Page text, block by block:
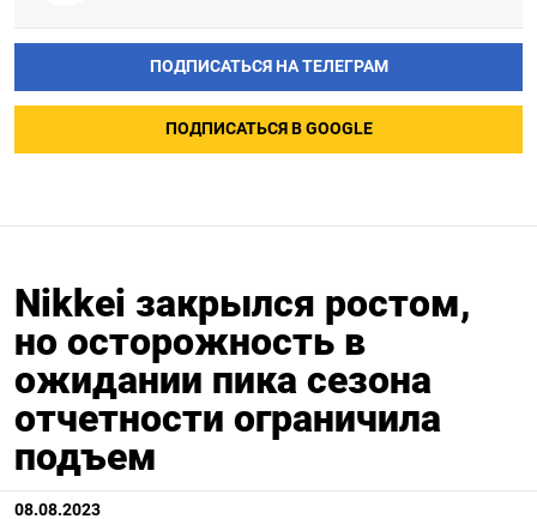
ПОДПИСАТЬСЯ НА ТЕЛЕГРАМ
ПОДПИСАТЬСЯ В GOOGLE
Nikkei закрылся ростом,
но осторожность в
ожидании пика сезона
отчетности ограничила
подъем
08.08.2023